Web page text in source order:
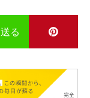
送る